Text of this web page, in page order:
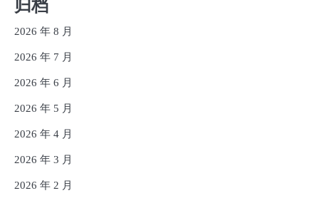
归档
2026 年 8 月
2026 年 7 月
2026 年 6 月
2026 年 5 月
2026 年 4 月
2026 年 3 月
2026 年 2 月